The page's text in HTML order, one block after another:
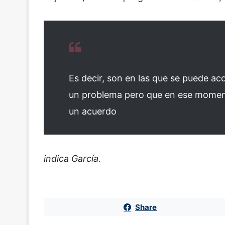
Es decir, son en las que se puede
un problema pero que en ese
un acuerdo
indica García.
Share